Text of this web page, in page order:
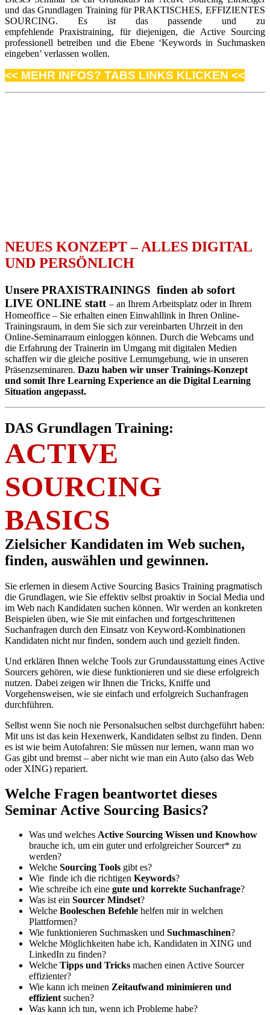
und das Grundlagen Training für PRAKTISCHES, EFFIZIENTES
SOURCING. Es ist das passende und zu
empfehlende Praxistraining, für diejenigen, die Active Sourcing
professionell betreiben und die Ebene ‘Keywords in Suchmasken
eingeben’ verlassen wollen.
<< MEHR INFOS? TABS LINKS KLICKEN <<
NEUES KONZEPT – ALLES DIGITAL
UND PERSÖNLICH
Unsere PRAXISTRAININGS finden ab sofort
LIVE ONLINE statt – an Ihrem Arbeitsplatz oder in Ihrem
Homeoffice – Sie erhalten einen Einwahllink in Ihren Online-
Trainingsraum, in dem Sie sich zur vereinbarten Uhrzeit in den
Online-Seminarraum einloggen können. Durch die Webcams und
die Erfahrung der Trainerin im Umgang mit digitalen Medien
schaffen wir die gleiche positive Lernumgebung, wie in unseren
Präsenzseminaren. Dazu haben wir unser Trainings-Konzept
und somit Ihre Learning Experience an die Digital Learning
Situation angepasst.
DAS Grundlagen Training:
ACTIVE
SOURCING
BASICS
Zielsicher Kandidaten im Web suchen,
finden, auswählen und gewinnen.
Sie erlernen in diesem Active Sourcing Basics Training pragmatisch
die Grundlagen, wie Sie effektiv selbst proaktiv in Social Media und
im Web nach Kandidaten suchen können. Wir werden an konkreten
Beispielen üben, wie Sie mit einfachen und fortgeschrittenen
Suchanfragen durch den Einsatz von Keyword-Kombinationen
Kandidaten nicht nur finden, sondern auch und gezielt finden.
Und erklären Ihnen welche Tools zur Grundausstattung eines Active
Sourcers gehören, wie diese funktionieren und sie diese erfolgreich
nutzen. Dabei zeigen wir Ihnen die Tricks, Kniffe und
Vorgehensweisen, wie sie einfach und erfolgreich Suchanfragen
durchführen.
Selbst wenn Sie noch nie Personalsuchen selbst durchgeführt haben:
Mit uns ist das kein Hexenwerk, Kandidaten selbst zu finden. Denn
es ist wie beim Autofahren: Sie müssen nur lernen, wann man wo
Gas gibt und bremst – aber nicht wie man ein Auto (also das Web
oder XING) repariert.
Welche Fragen beantwortet dieses
Seminar Active Sourcing Basics?
Was und welches Active Sourcing Wissen und Knowhow
brauche ich, um ein guter und erfolgreicher Sourcer* zu
werden?
Welche Sourcing Tools gibt es?
Wie finde ich die richtigen Keywords?
Wie schreibe ich eine gute und korrekte Suchanfrage?
Was ist ein Sourcer Mindset?
Welche Booleschen Befehle helfen mir in welchen
Plattformen?
Wie funktionieren Suchmasken und Suchmaschinen?
Welche Möglichkeiten habe ich, Kandidaten in XING und
LinkedIn zu finden?
Welche Tipps und Tricks machen einen Active Sourcer
effizienter?
Wie kann ich meinen Zeitaufwand minimieren und
effizientsuchen?
Was kann ich tun, wenn ich Probleme habe?